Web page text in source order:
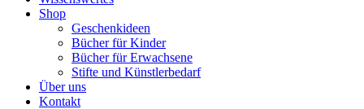
Shop
Geschenkideen
Bücher für Kinder
Bücher für Erwachsene
Stifte und Künstlerbedarf
Über uns
Kontakt